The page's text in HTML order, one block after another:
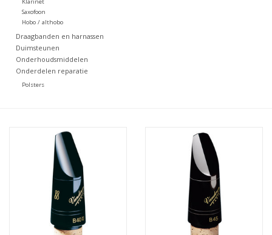
Saxofoon
Hobo / althobo
Draagbanden en harnassen
Duimsteunen
Onderhoudsmiddelen
Onderdelen reparatie
Polsters